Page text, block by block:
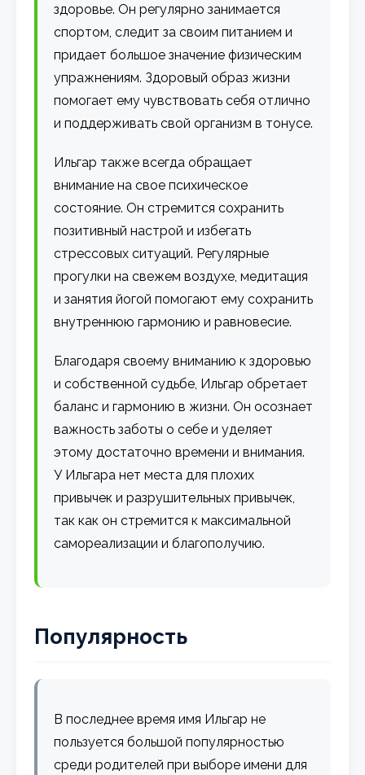
здоровье. Он регулярно занимается
спортом, следит за своим питанием и
придает большое значение физическим
упражнениям. Здоровый образ жизни
помогает ему чувствовать себя отлично
и поддерживать свой организм в тонусе.
Ильгар также всегда обращает
внимание на свое психическое
состояние. Он стремится сохранить
позитивный настрой и избегать
стрессовых ситуаций. Регулярные
прогулки на свежем воздухе, медитация
и занятия йогой помогают ему сохранить
внутреннюю гармонию и равновесие.
Благодаря своему вниманию к здоровью
и собственной судьбе, Ильгар обретает
баланс и гармонию в жизни. Он осознает
важность заботы о себе и уделяет
этому достаточно времени и внимания.
У Ильгара нет места для плохих
привычек и разрушительных привычек,
так как он стремится к максимальной
самореализации и благополучию.
Популярность
В последнее время имя Ильгар не
пользуется большой популярностью
среди родителей при выборе имени для